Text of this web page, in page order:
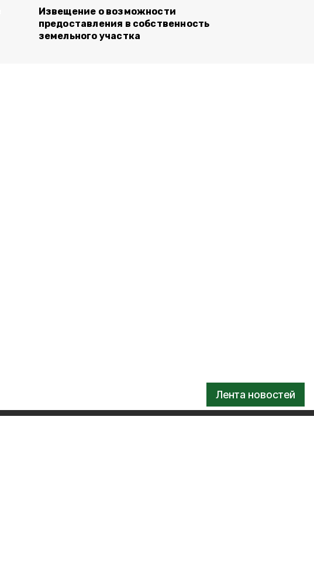
Лента новостей
Извещение о возможности
предоставления в собственность
земельного участка